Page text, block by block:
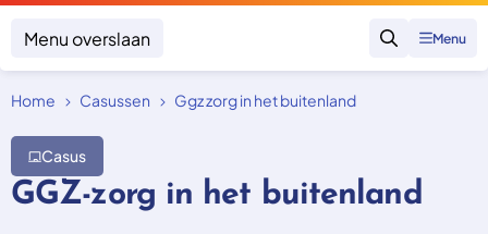
Menu overslaan
Zoeken
Menu
Klacht indienen Mijn klacht
Onderwerpen
Home Casussen Ggz zorg in het buitenland
GGZ-zorg in het buitenland
Casus